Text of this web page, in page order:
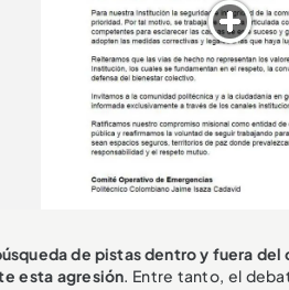
de pistas dentro y fuera
esta agresión . Entre tanto, el